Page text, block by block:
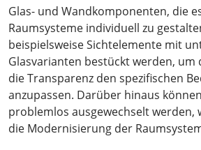
Glas- und Wandkomponenten, die
Raumsysteme individuell zu
beispielsweise Sichtelemente mit
Glasvarianten bestückt werden, um
die Transparenz den spezifischen
anzupassen. Darüber hinaus
problemlos ausgewechselt werden,
die Modernisierung der